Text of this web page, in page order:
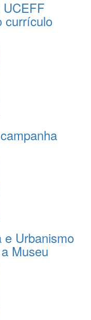
currículo
e Urbanismo
Museu